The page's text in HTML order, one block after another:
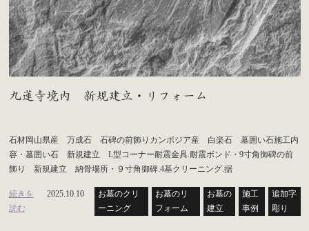
九蓮寺境内 新規建立・リフォーム
石材岡山県産 万成石 石碑の前飾りカンボジア産 白楽石 墓囲い石施工内
容・墓囲い石 新規建立 L型コーナー耐震金具.耐震ボンド・9寸角御碑の前
飾り 新規建立 納骨場所・９寸角御碑.4基クリーニング.据
続きを
読む
2025.10.10
お墓のクリ
ーニング
お墓のリ
フォーム
お墓の
建立
施工
事例
追加字
彫り